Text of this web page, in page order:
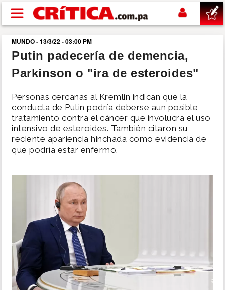
Pasar al contenido principal
buscar
SUCESOS
NACIONAL
POLÍTICA
INSÓLITAS
MULTIMEDIA
MUNDO - 13/3/22 - 03:00 PM
Putin padecería de demencia,
Parkinson o "ira de esteroides"
Personas cercanas al Kremlin indican que la
conducta de Putin podría deberse aun posible
tratamiento contra el cáncer que involucra el uso
intensivo de esteroides. También citaron su
reciente apariencia hinchada como evidencia de
que podría estar enfermo.